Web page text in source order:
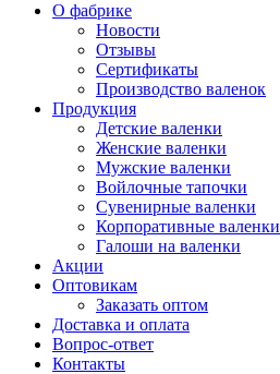
О фабрике
Новости
Отзывы
Сертификаты
Производство валенок
Продукция
Детские валенки
Женские валенки
Мужские валенки
Войлочные тапочки
Сувенирные валенки
Корпоративные валенки
Галоши на валенки
Акции
Оптовикам
Заказать оптом
Доставка и оплата
Вопрос-ответ
Контакты